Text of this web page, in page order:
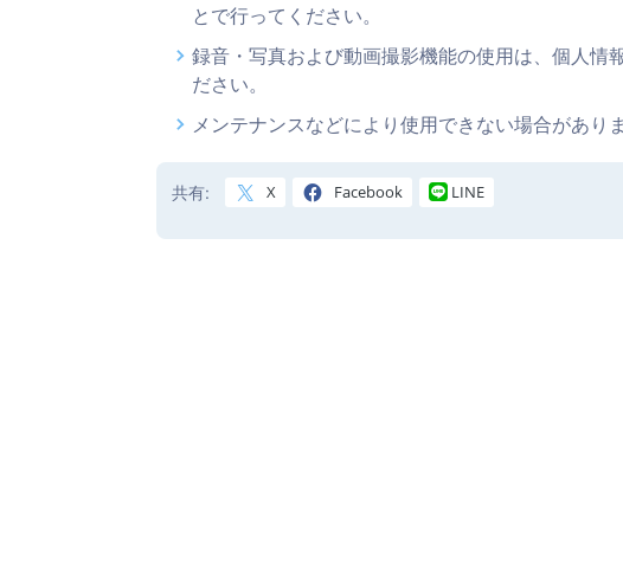
とで行ってください。
録音・写真および動画撮影機能の使用は、個人情
ださい。
メンテナンスなどにより使用できない場合がありま
共有: X Facebook LINE